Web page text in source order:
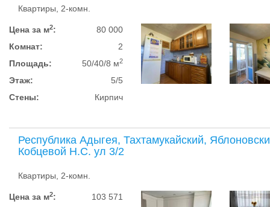
Квартиры, 2-комн.
Цена за м2:
80 000
Комнат:
2
Площадь:
50/40/8 м2
Этаж:
5/5
Стены:
Кирпич
Республика Адыгея, Тахтамукайский,
Кобцевой Н.С. ул 3/2
Квартиры, 2-комн.
Цена за м2:
103 571